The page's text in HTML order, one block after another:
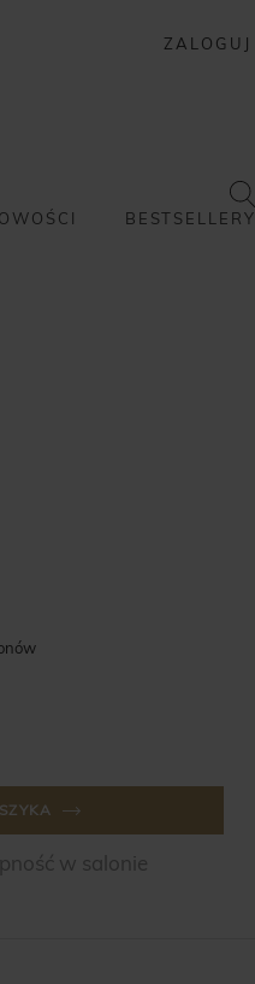
ZALOGUJ
BESTSELLERY
w salonie